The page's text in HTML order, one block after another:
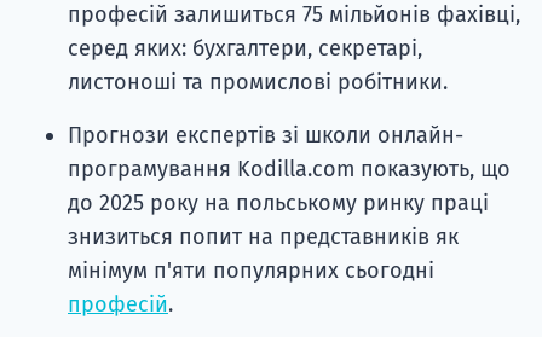
професій залишиться 75 мільйонів фахівці,
серед яких: бухгалтери, секретарі,
листоноші та промислові робітники.
Прогнози експертів зі школи онлайн-
програмування Kodilla.com показують, що
до 2025 року на польському ринку праці
знизиться попит на представників як
мінімум п'яти популярних сьогодні
професій.